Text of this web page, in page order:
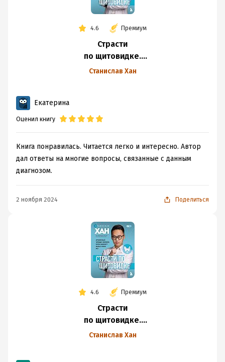
4.6 Премиум
Страсти
по щитовидке.
Аутоиммунный
работает
Станислав Хан
Екатерина
Оценил книгу
Книга понравилась. Читается легко и интересно. Автор
дал ответы на многие вопросы, связанные с данным
диагнозом.
2 ноября 2024 Поделиться
4.6 Премиум
Страсти
по щитовидке.
Аутоиммунный
Станислав Хан